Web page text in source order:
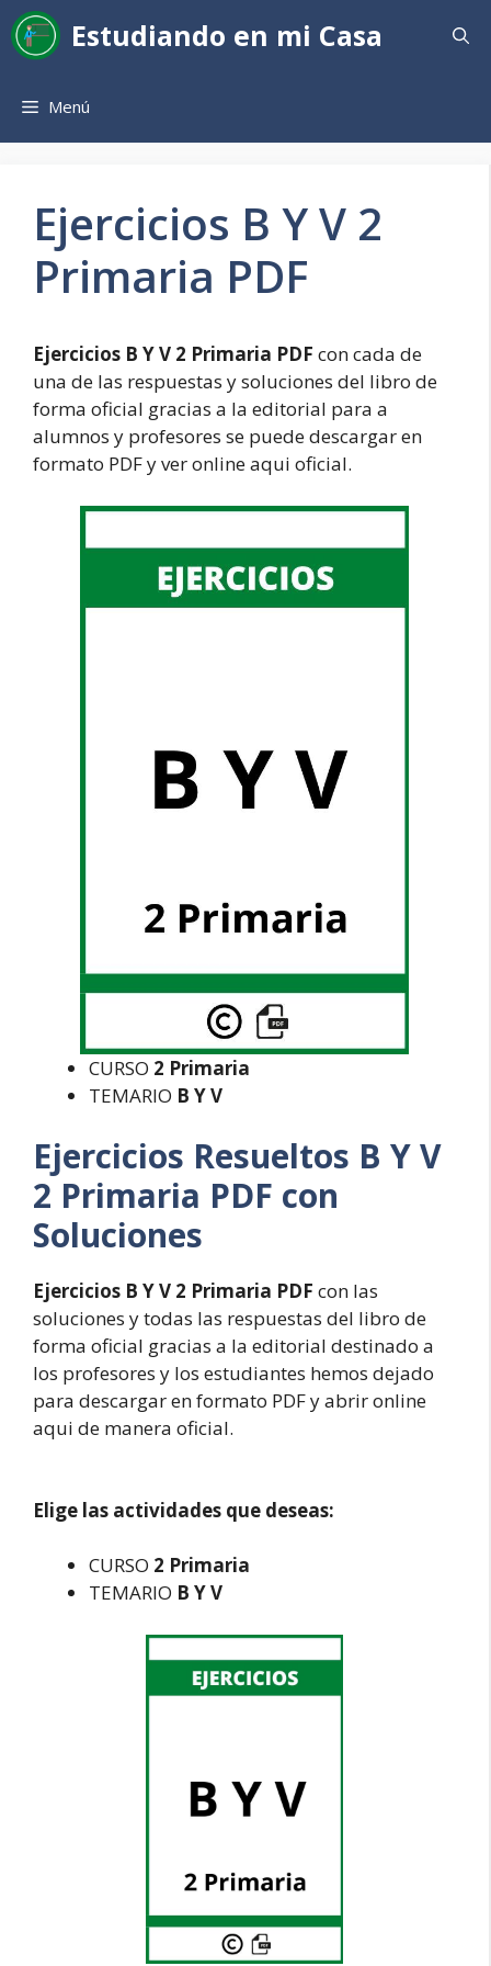
Saltar
al
contenido
Estudiando en mi Casa
Menú
Ejercicios B Y V 2
Primaria PDF
Ejercicios B Y V 2 Primaria PDF con cada de
una de las respuestas y soluciones del libro de
forma oficial gracias a la editorial para a
alumnos y profesores se puede descargar en
formato PDF y ver online aqui oficial.
CURSO 2 Primaria
TEMARIO B Y V
Ejercicios Resueltos B Y V
2 Primaria PDF con
Soluciones
Ejercicios B Y V 2 Primaria PDF con las
soluciones y todas las respuestas del libro de
forma oficial gracias a la editorial destinado a
los profesores y los estudiantes hemos dejado
para descargar en formato PDF y abrir online
aqui de manera oficial.
Elige las actividades que deseas:
CURSO 2 Primaria
TEMARIO B Y V